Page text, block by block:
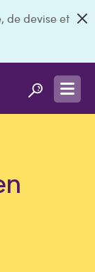
de devise et